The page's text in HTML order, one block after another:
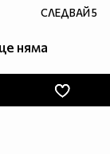
СЛЕДВАЙ5
няма